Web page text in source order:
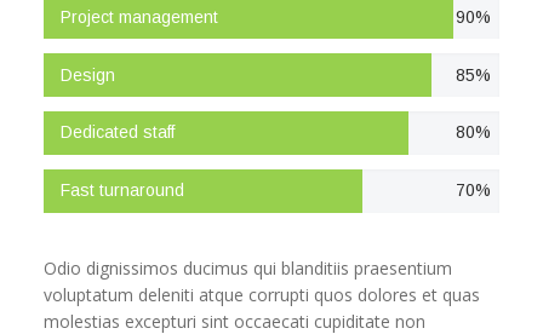
Project management 90%
Design 85%
Dedicated staff 80%
Fast turnaround 70%
Odio dignissimos ducimus qui blanditiis praesentium
voluptatum deleniti atque corrupti quos dolores et quas
molestias excepturi sint occaecati cupiditate non